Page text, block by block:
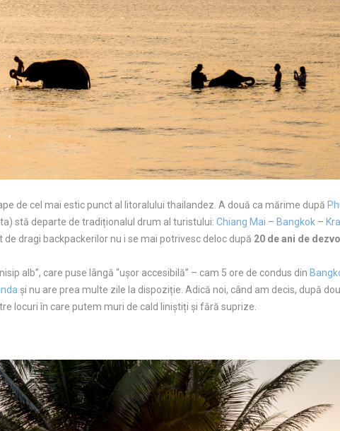
de cel mai estic punct al litoralului thailandez. A două ca mărime după
stă departe de tradiționalul drum al turistului: Chiang Mai – Bangkok –
de dragi backpackerilor nu i se mai potrivesc deloc după 20 de ani de
alb”, care puse lângă “ușor accesibilă” – cam 5 ore de condus din
și nu are prea multe zile la dispoziție. Adică noi, când am decis, după
locuri în care putem muri de cald liniștiți și fără suprize.